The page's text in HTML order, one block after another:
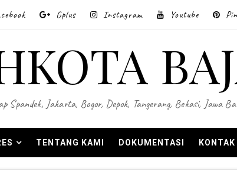
Gplus Instagram Youtube
Jakarta, Bogor, Depok, Tangerang, Bekasi, Jawa
TENTANG KAMI DOKUMENTASI KONTAK